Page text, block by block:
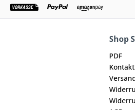
Shop
PDF
Kontakt